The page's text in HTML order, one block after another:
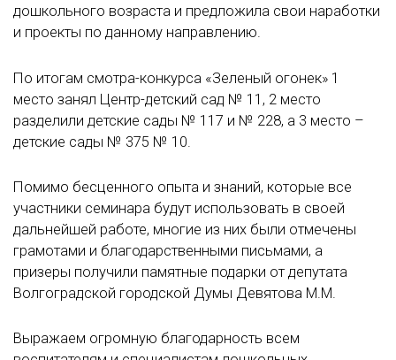
дошкольного возраста и предложила свои наработки
и проекты по данному направлению.
По итогам смотра-конкурса «Зеленый огонек» 1
место занял Центр-детский сад № 11, 2 место
разделили детские сады № 117 и № 228, а 3 место –
детские сады № 375 № 10.
Помимо бесценного опыта и знаний, которые все
участники семинара будут использовать в своей
дальнейшей работе, многие из них были отмечены
грамотами и благодарственными письмами, а
призеры получили памятные подарки от депутата
Волгоградской городской Думы Девятова М.М.
Выражаем огромную благодарность всем